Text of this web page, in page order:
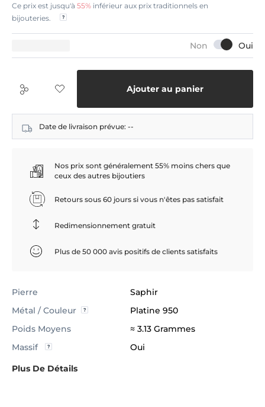
Ce prix est jusqu'à 55% inférieur aux prix traditionnels en
bijouteries.
Ajouter au panier
Date de livraison prévue: --
Nos prix sont généralement 55% moins chers que
ceux des autres bijoutiers
Retours sous 60 jours si vous n'êtes pas satisfait
Redimensionnement gratuit
Plus de 50 000 avis positifs de clients satisfaits
Pierre
Saphir
Métal / Couleur
Platine 950
Poids Moyens
≈ 3.13 Grammes
Massif
Oui
Plus De Détails